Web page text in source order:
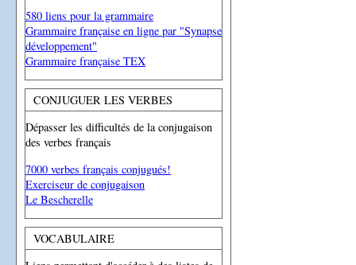
580 liens pour la grammaire
Grammaire française en ligne par "Synapse
développement"
Grammaire française TEX
CONJUGUER LES VERBES
Dépasser les difficultés de la conjugaison
des verbes français
7000 verbes français conjugués!
Exerciseur de conjugaison
Le Bescherelle
VOCABULAIRE